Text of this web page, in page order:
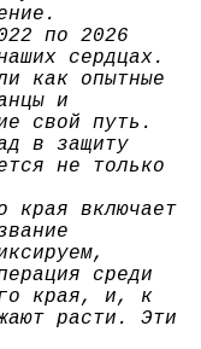
по 2026
сердцах.
как опытные
и
свой путь.
в защиту
не только
края включает
среди
края, и, к
расти. Эти